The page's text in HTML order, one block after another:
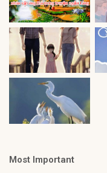
Most Important